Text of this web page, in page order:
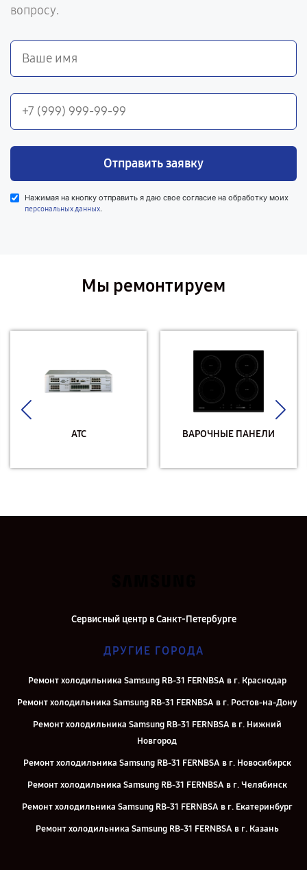
вопросу.
Отправить заявку
Нажимая на кнопку отправить я даю свое согласие на обработку моих
персональных данных.
Мы ремонтируем
АТС ВАРОЧНЫЕ ПАНЕЛИ
Сервисный центр в Санкт-Петербурге
ДРУГИЕ ГОРОДА
Ремонт холодильника Samsung RB-31 FERNBSA в г. Краснодар
Ремонт холодильника Samsung RB-31 FERNBSA в г. Ростов-на-Дону
Ремонт холодильника Samsung RB-31 FERNBSA в г. Нижний
Новгород
Ремонт холодильника Samsung RB-31 FERNBSA в г. Новосибирск
Ремонт холодильника Samsung RB-31 FERNBSA в г. Челябинск
Ремонт холодильника Samsung RB-31 FERNBSA в г. Екатеринбург
Ремонт холодильника Samsung RB-31 FERNBSA в г. Казань